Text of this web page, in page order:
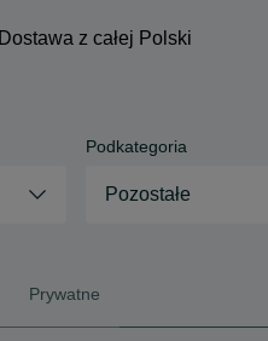
Dostawa z całej Polski
Podkategoria
Pozostałe
Prywatne